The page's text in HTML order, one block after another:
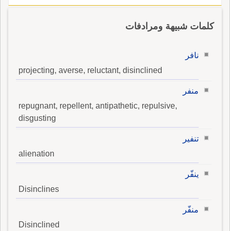
كلمات شبيهة ومرادفات
نافر
projecting, averse, reluctant, disinclined
منفر
repugnant, repellent, antipathetic, repulsive,
disgusting
تنفير
alienation
ينفّر
Disinclines
منفّر
Disinclined